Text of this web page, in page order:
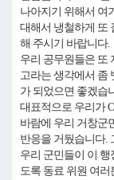
나아지기 위해서 여
대해서 냉철하게 또
해 주시기 바랍니다.
우리 공무원들은 또
고라는 생각에서 좀
가 되었으면 좋겠습
대표적으로 우리가
바람에 우리 거창군
반응을 거뒀습니다.
우리 군민들이 이 행
도록 동료 위원 여